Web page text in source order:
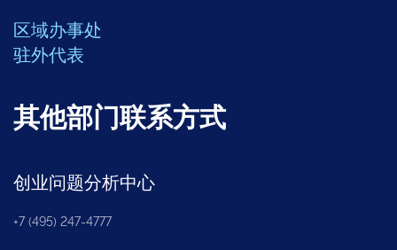
区域办事处
驻外代表
其他部门联系方式
创业问题分析中心
+7 (495) 247-4777